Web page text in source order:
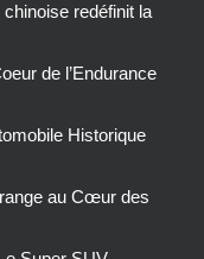
redéfinit la
de l’Endurance
Historique
au Cœur des